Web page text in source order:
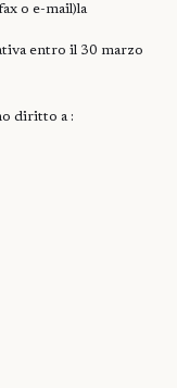
o e-mail)la
entro il 30 marzo
diritto a :